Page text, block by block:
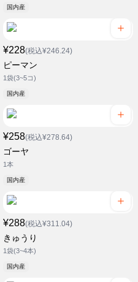
国内産
¥228(税込¥246.24)
ピーマン
1袋(3~5コ)
国内産
¥258(税込¥278.64)
ゴーヤ
1本
国内産
¥288(税込¥311.04)
きゅうり
1袋(3~4本)
国内産